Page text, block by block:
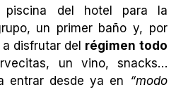
piscina del hotel para la
un primer baño y, por
disfrutar del régimen todo
un vino, snacks…
entrar desde ya en “modo